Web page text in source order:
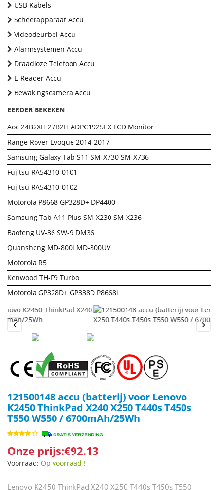
USB Kabels
Scheerapparaat Accu
Videodeurbel Accu
Alarmsystemen Accu
Draadloze Telefoon Accu
E-Reader Accu
Bewakingscamera Accu
EERDER BEKEKEN
Aoc 24B2XH 27B2H ADPC1925EX LCD Monitor
Range Rover Evoque 2014-2017
Samsung Galaxy Tab S11 SM-X730 SM-X736
Fujitsu RA54310-0101
Fujitsu RA54310-0102
Motorola P8668 GP328D+ DP4400
Samsung Tab A11 Plus SM-X230 SM-X236
Baofeng UV-36 SW-9 DM36
Quansheng MD-800i MD-800UV
Motorola R5
Kenwood TH-F9 Turbo
Motorola GP328D+ GP338D P8668i
Previous
121500148 accu (batterij) voor Lenovo
K2450 ThinkPad X240 X250 T440s T450s
T550 W550 / 6700mAh/25Wh
Onze prijs:€92.13
Voorraad: Op voorraad !
Lenovo K2450 ThinkPad X240 X250 T440s T450s T550